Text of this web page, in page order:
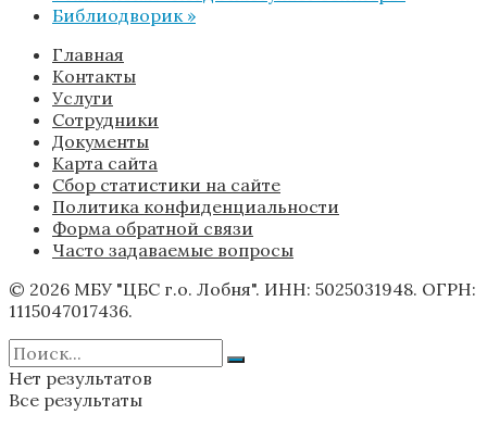
Библиодворик »
Главная
Контакты
Услуги
Сотрудники
Документы
Карта сайта
Сбор статистики на сайте
Политика конфиденциальности
Форма обратной связи
Часто задаваемые вопросы
© 2026 МБУ "ЦБС г.о. Лобня". ИНН: 5025031948. ОГРН:
1115047017436.
Нет результатов
Все результаты